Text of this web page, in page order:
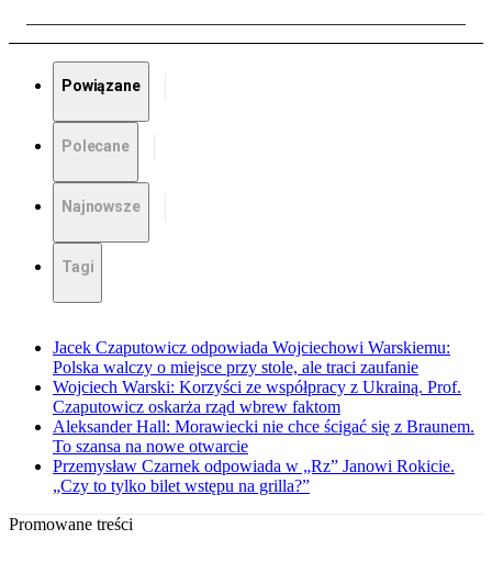
Powiązane
Polecane
Najnowsze
Tagi
Jacek Czaputowicz odpowiada Wojciechowi Warskiemu:
Polska walczy o miejsce przy stole, ale traci zaufanie
Wojciech Warski: Korzyści ze współpracy z Ukrainą. Prof.
Czaputowicz oskarża rząd wbrew faktom
Aleksander Hall: Morawiecki nie chce ścigać się z Braunem.
To szansa na nowe otwarcie
Przemysław Czarnek odpowiada w „Rz” Janowi Rokicie.
„Czy to tylko bilet wstępu na grilla?”
Promowane treści